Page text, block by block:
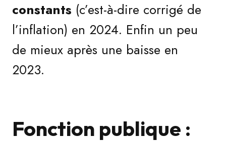
constants (c’est-à-dire corrigé de
l’inflation) en 2024. Enfin un peu
de mieux après une baisse en
2023.
Fonction publique :